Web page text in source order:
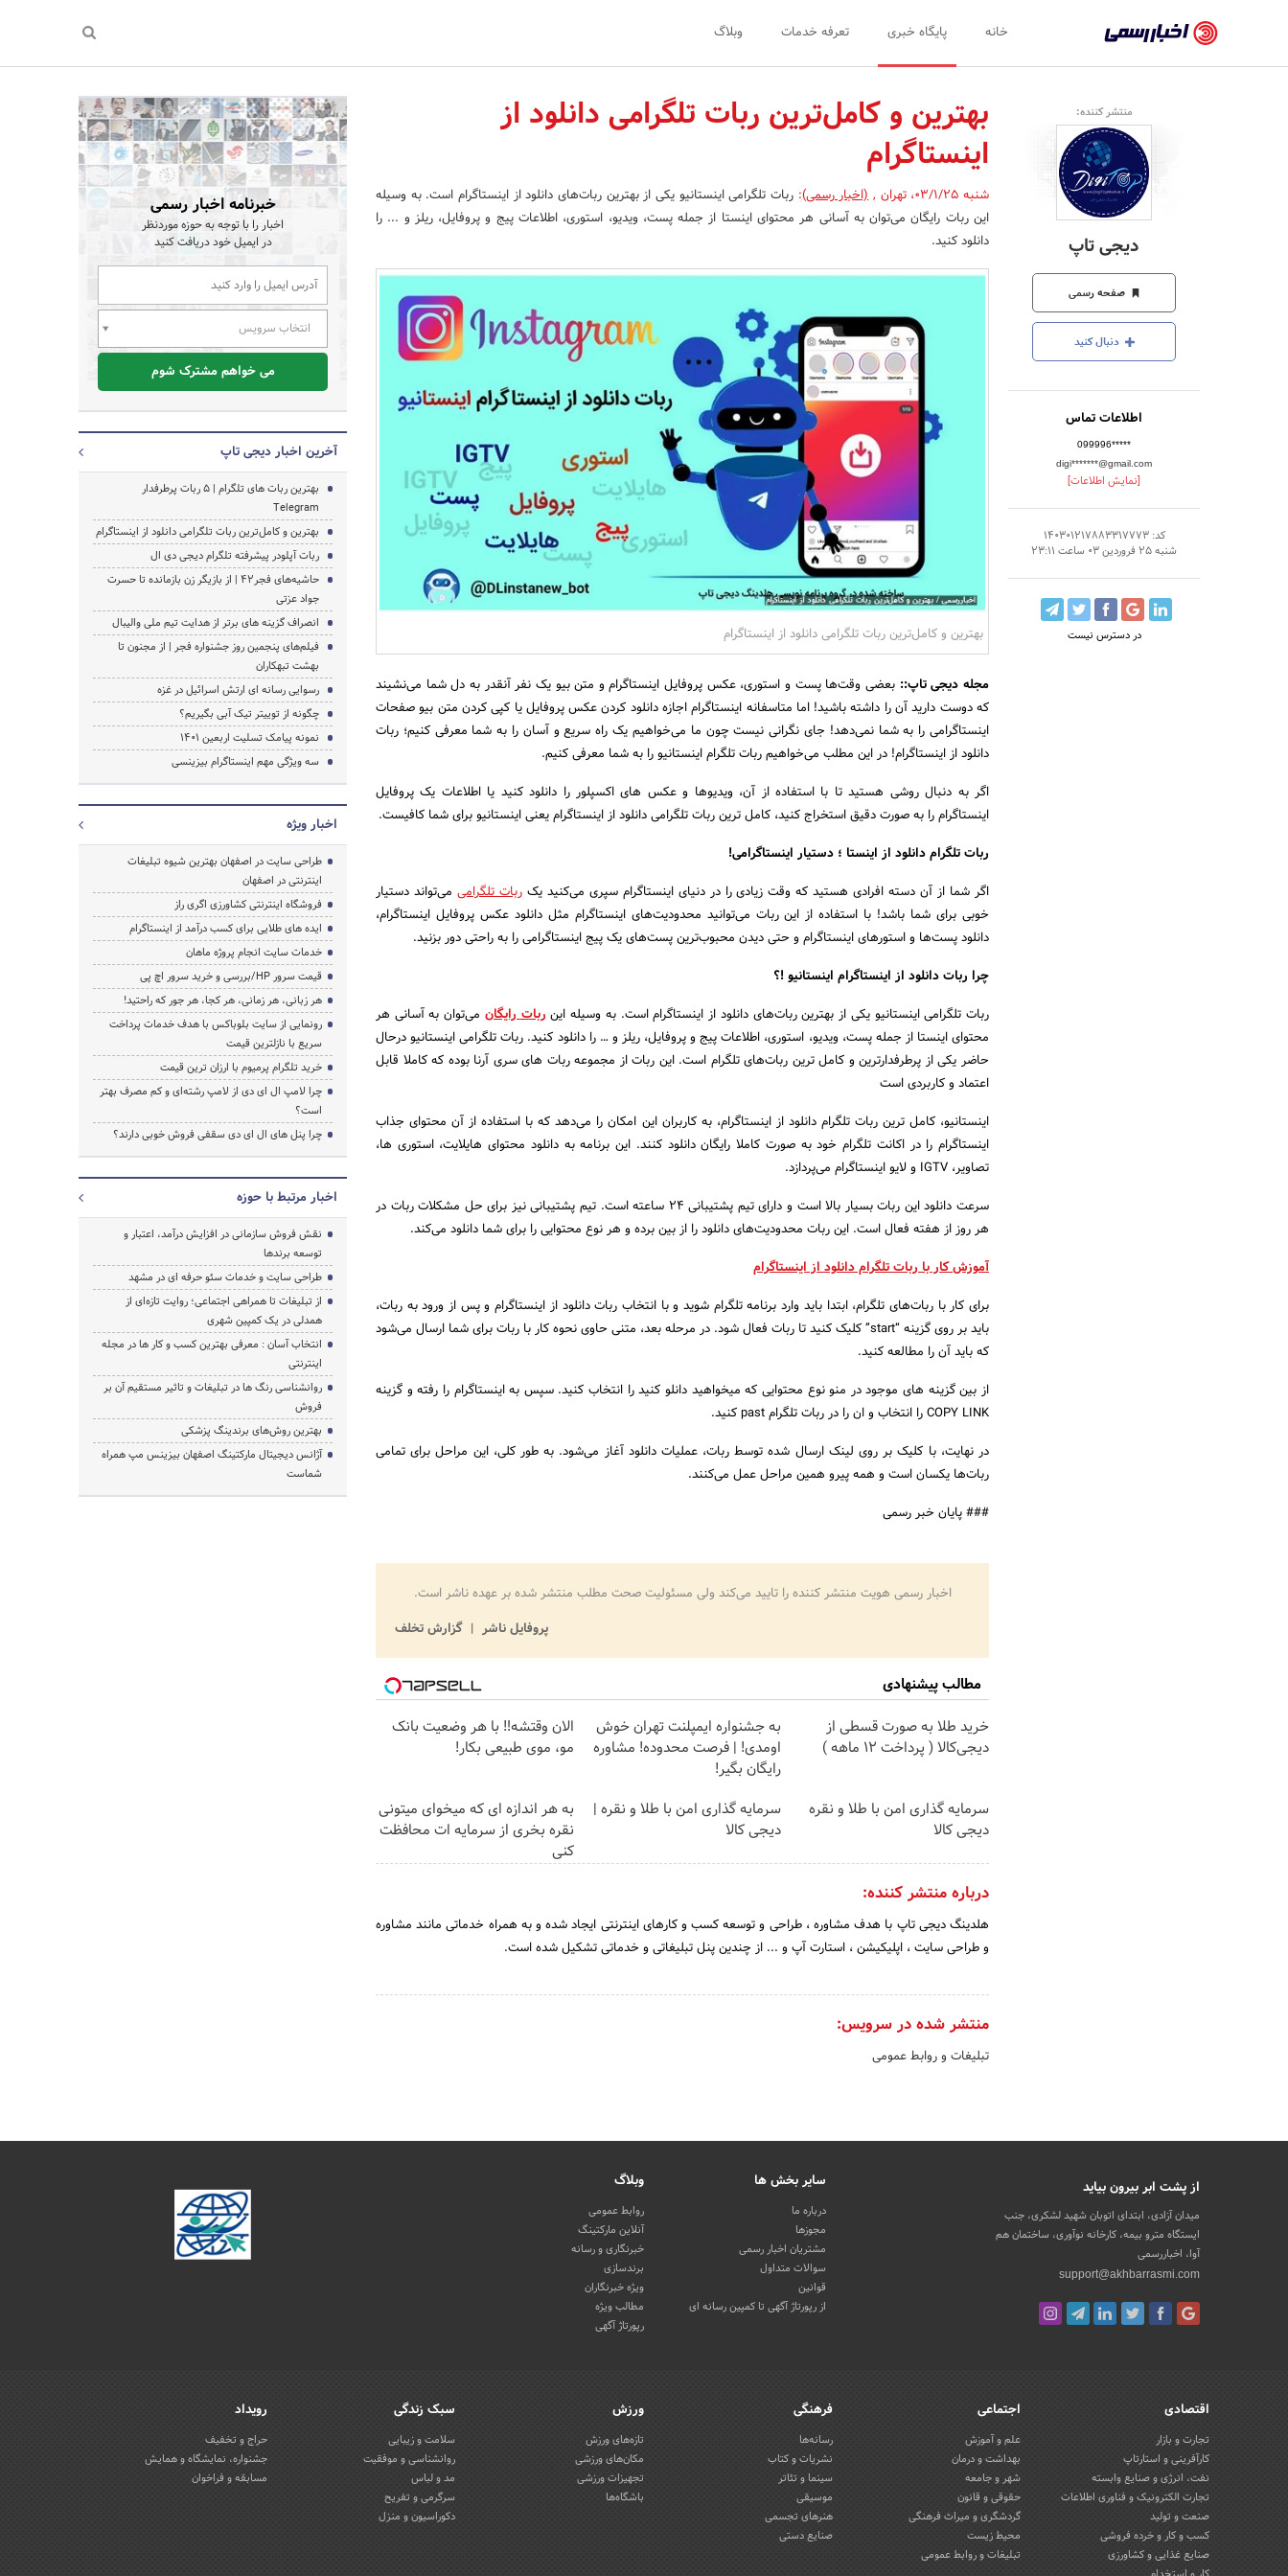
رسمی
-
اخبار
تایید
شده
شرکت‌ها،
سازمان‌ها
و
روابط
عمومی‌ها
خانه پایگاه خبری تعرفه خدمات وبلاگ
منتشر کننده:
دیجی تاپ
صفحه رسمی
دنبال کنید
اطلاعات تماس
099996*****
digi*******@gmail.com
[نمایش اطلاعات]
کد: 140301217883317773
شنبه 25 فروردین 03 ساعت 23:11
در دسترس نیست
بهترین و کامل‌ترین ربات تلگرامی دانلود از
اینستاگرام
شنبه 03/1/25 ،تهران ,(اخبار رسمی): ربات تلگرامی اینستانیو یکی از بهترین ربات‌های دانلود از اینستاگرام است. به وسیله
این ربات رایگان می‌توان به آسانی هر محتوای اینستا از جمله پست، ویدیو، استوری، اطلاعات پیج و پروفایل، ریلز و ... را
دانلود کنید.
بهترین و کامل‌ترین ربات تلگرامی دانلود از اینستاگرام
مجله دیجی تاپ:: بعضی وقت‌ها پست و استوری، عکس پروفایل اینستاگرام و متن بیو یک نفر آنقدر به دل شما می‌نشیند
که دوست دارید آن را داشته باشید! اما متاسفانه اینستاگرام اجازه دانلود کردن عکس پروفایل یا کپی کردن متن بیو صفحات
اینستاگرامی را به شما نمی‌دهد! جای نگرانی نیست چون ما می‌خواهیم یک راه سریع و آسان را به شما معرفی کنیم؛ ربات
دانلود از اینستاگرام! در این مطلب می‌خواهیم ربات تلگرام اینستانیو را به شما معرفی کنیم.
اگر به دنبال روشی هستید تا با استفاده از آن، ویدیوها و عکس های اکسپلور را دانلود کنید یا اطلاعات یک پروفایل
اینستاگرام را به صورت دقیق استخراج کنید، کامل ترین ربات تلگرامی دانلود از اینستاگرام یعنی اینستانیو برای شما کافیست.
ربات تلگرام دانلود از اینستا ؛ دستیار اینستاگرامی!
اگر شما از آن دسته افرادی هستید که وقت زیادی را در دنیای اینستاگرام سپری می‌کنید یکربات تلگرامی می‌تواند دستیار
خوبی برای شما باشد! با استفاده از این ربات‌ می‌توانید محدودیت‌های اینستاگرام مثل دانلود عکس پروفایل اینستاگرام،
دانلود پست‌ها و استورهای اینستاگرام و حتی دیدن محبوب‌ترین پست‌های یک پیج اینستاگرامی را به راحتی دور بزنید.
چرا ربات دانلود از اینستاگرام اینستانیو !؟
ربات تلگرامی اینستانیو یکی از بهترین ربات‌های دانلود از اینستاگرام است. به وسیله این ربات رایگان می‌توان به آسانی هر
محتوای اینستا از جمله پست، ویدیو، استوری، اطلاعات پیج و پروفایل، ریلز و … را دانلود کنید. ربات تلگرامی اینستانیو درحال
حاضر یکی از پرطرفدارترین و کامل ترین ربات‌های تلگرام است. این ربات از مجموعه ربات های سری آرنا بوده که کاملا قابل
اعتماد و کاربردی است
اینستانیو، کامل ترین ربات تلگرام دانلود از اینستاگرام، به کاربران این امکان را می‌دهد که با استفاده از آن محتوای جذاب
اینستاگرام را در اکانت تلگرام خود به صورت کاملا رایگان دانلود کنند. این برنامه به دانلود محتوای هایلایت، استوری ها،
تصاویر، IGTV و لایو اینستاگرام می‌پردازد.
سرعت دانلود این ربات‌ بسیار بالا است و دارای تیم پشتیبانی ۲۴ ساعته است. تیم پشتیبانی نیز برای حل مشکلات ربات در
هر روز از هفته فعال است. این ربات‌ محدودیت‌های دانلود را از بین برده‌ و هر نوع محتوایی را برای شما دانلود می‌کند.
آموزش کار با ربات تلگرام دانلود از اینستاگرام
برای کار با ربات‌های تلگرام، ابتدا باید وارد برنامه تلگرام شوید و با انتخاب ربات دانلود از اینستاگرام و پس از ورود به ربات،
باید بر روی گزینه “start” کلیک کنید تا ربات فعال شود. در مرحله بعد، متنی حاوی نحوه کار با ربات برای شما ارسال می‌شود
که باید آن را مطالعه کنید.
از بین گزینه های موجود در منو نوع محتوایی که میخواهید دانلو کنید را انتخاب کنید. سپس به اینستاگرام را رفته و گزینه
COPY LINK را انتخاب و ان را در ربات تلگرام past کنید.
در نهایت، با کلیک بر روی لینک ارسال شده توسط ربات، عملیات دانلود آغاز می‌شود. به طور کلی، این مراحل برای تمامی
ربات‌ها یکسان است و همه پیرو همین مراحل عمل می‌کنند.
### پایان خبر رسمی
اخبار رسمی هویت منتشر کننده را تایید می‌کند ولی مسئولیت صحت مطلب منتشر شده بر عهده ناشر است.
پروفایل ناشر
گزارش تخلف
مطالب پیشنهادی
خرید طلا به صورت قسطی از
دیجی‌کالا ( پرداخت 12 ماهه )
به جشنواره ایمپلنت تهران خوش
اومدی! | فرصت محدوده! مشاوره
رایگان بگیر!
الان وقتشه‼️ با هر وضعیت بانک
مو، موی طبیعی بکار!
سرمایه گذاری امن با طلا و نقره
دیجی کالا
سرمایه گذاری امن با طلا و نقره |
دیجی کالا
به هر اندازه ای که میخوای میتونی
نقره بخری از سرمایه ات محافظت
کنی
درباره منتشر کننده:
هلدینگ دیجی تاپ با هدف مشاوره ، طراحی و توسعه کسب و کارهای اینترنتی ایجاد شده و به همراه خدماتی مانند مشاوره
و طراحی سایت ، اپلیکیشن ، استارت آپ و ... از چندین پنل تبلیغاتی و خدماتی تشکیل شده است.
منتشر شده در سرویس:
تبلیغات و روابط عمومی
خبرنامه اخبار رسمی
اخبار را با توجه به حوزه موردنظر
در ایمیل خود دریافت کنید
انتخاب سرویس
می خواهم مشترک شوم
آخرین اخبار دیجی تاپ
بهترین ربات های تلگرام | 5 ربات پرطرفدار
Telegram
بهترین و کامل‌ترین ربات تلگرامی دانلود از اینستاگرام
ربات آپلودر پیشرفته تلگرام دیجی دی ال
حاشیه‌های فجر۴۲ | از بازیگر زن بازمانده تا حسرت
جواد عزتی
انصراف گزینه های برتر از هدایت تیم ملی والیبال
فیلم‌های پنجمین روز جشنواره فجر | از مجنون تا
بهشت تبهکاران
رسوایی رسانه ای ارتش اسرائیل در غزه
چگونه از توییتر تیک آبی بگیریم؟
نمونه پیامک تسلیت اربعین 1401
سه ویژگی مهم اینستاگرام بیزینسی
اخبار ویژه
طراحی سایت در اصفهان بهترین شیوه تبلیغات
اینترنتی در اصفهان
فروشگاه اینترنتی کشاورزی اگری راز
ایده های طلایی برای کسب درآمد از اینستاگرام
خدمات سایت انجام پروژه ماهان
قیمت سرور HP/بررسی و خرید سرور اچ پی
هر زبانی، هر زمانی، هر کجا، هر جور که راحتید!
رونمایی از سایت بلوباکس با هدف خدمات پرداخت
سریع با نازلترین قیمت
خرید تلگرام پرمیوم با ارزان ترین قیمت
چرا لامپ ال ای دی از لامپ رشته‌ای و کم مصرف بهتر
است؟
چرا پنل های ال ای دی سقفی فروش خوبی دارند؟
اخبار مرتبط با حوزه
نقش فروش سازمانی در افزایش درآمد، اعتبار و
توسعه برندها
طراحی سایت و خدمات سئو حرفه ای در مشهد
از تبلیغات تا همراهی اجتماعی؛ روایت تازه‌ای از
همدلی در یک کمپین شهری
انتخاب آسان : معرفی بهترین کسب و کار ها در مجله
اینترنتی
روانشناسی رنگ ها در تبلیغات و تاثیر مستقیم آن بر
فروش
بهترین روش‌های برندینگ پزشکی
آژانس دیجیتال مارکتینگ اصفهان بیزینس مپ همراه
شماست
از پشت ابر بیرون بیاید
میدان آزادی، ابتدای اتوبان شهید لشکری، جنب
ایستگاه مترو بیمه، کارخانه نوآوری، ساختمان هم
آوا، اخباررسمی
support@akhbarrasmi.com
سایر بخش ها
درباره ما
مجوزها
مشتریان اخبار رسمی
سوالات متداول
قوانین
از رپورتاژ آگهی تا کمپین رسانه ای
وبلاگ
روابط عمومی
آنلاین مارکتینگ
خبرنگاری و رسانه
برندسازی
ویژه خبرنگاران
مطالب ویژه
رپورتاژ آگهی
اقتصادی
تجارت و بازار
کارآفرینی و استارتاپ
نفت، انرژی و صنایع وابسته
تجارت الکترونیک و فناوری اطلاعات
صنعت و تولید
کسب و کار و خرده فروشی
صنایع غذایی و کشاورزی
اجتماعی
علم و آموزش
بهداشت و درمان
شهر و جامعه
حقوقی و قانون
گردشگری و میراث فرهنگی
محیط زیست
تبلیغات و روابط عمومی
فرهنگی
رسانه‌ها
نشریات و کتاب
سینما و تئاتر
موسیقی
هنرهای تجسمی
صنایع دستی
ورزش
تازه‌های ورزش
مکان‌های ورزشی
تجهیزات ورزشی
باشگاه‌ها
سبک زندگی
سلامت و زیبایی
روانشناسی و موفقیت
مد و لباس
سرگرمی و تفریح
دکوراسیون و منزل
رویداد
حراج و تخفیف
جشنواره، نمایشگاه و همایش
مسابقه و فراخوان